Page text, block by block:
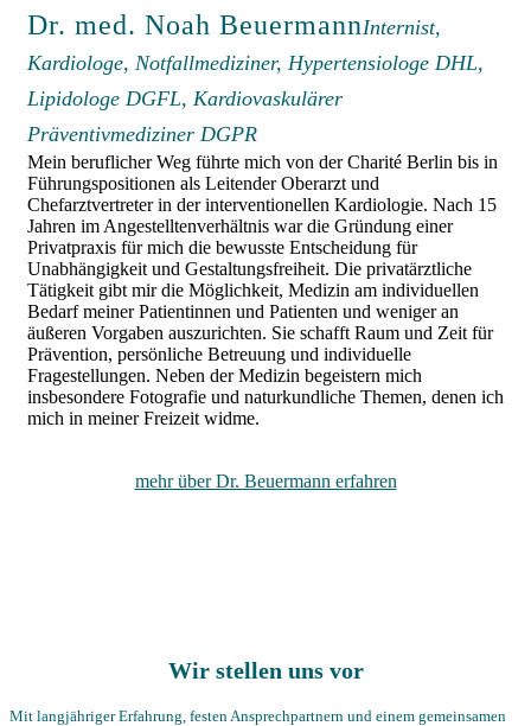
Dr. med. Noah BeuermannInternist,
Kardiologe, Notfallmediziner, Hypertensiologe DHL,
Lipidologe DGFL, Kardiovaskulärer
Präventivmediziner DGPR
Mein beruflicher Weg führte mich von der Charité Berlin bis in
Führungspositionen als Leitender Oberarzt und
Chefarztvertreter in der interventionellen Kardiologie. Nach 15
Jahren im Angestelltenverhältnis war die Gründung einer
Privatpraxis für mich die bewusste Entscheidung für
Unabhängigkeit und Gestaltungsfreiheit. Die privatärztliche
Tätigkeit gibt mir die Möglichkeit, Medizin am individuellen
Bedarf meiner Patientinnen und Patienten und weniger an
äußeren Vorgaben auszurichten. Sie schafft Raum und Zeit für
Prävention, persönliche Betreuung und individuelle
Fragestellungen. Neben der Medizin begeistern mich
insbesondere Fotografie und naturkundliche Themen, denen ich
mich in meiner Freizeit widme.
mehr über Dr. Beuermann erfahren
Wir stellen uns vor
Mit langjähriger Erfahrung, festen Ansprechpartnern und einem gemeinsamen